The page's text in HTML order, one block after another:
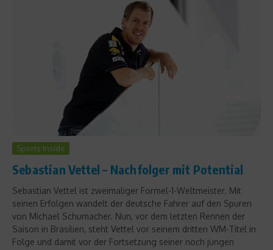
Sports Inside
Sebastian Vettel – Nachfolger mit Potential
Sebastian Vettel ist zweimaliger Formel-1-Weltmeister. Mit
seinen Erfolgen wandelt der deutsche Fahrer auf den Spuren
von Michael Schumacher. Nun, vor dem letzten Rennen der
Saison in Brasilien, steht Vettel vor seinem dritten WM-Titel in
Folge und damit vor der Fortsetzung seiner noch jungen